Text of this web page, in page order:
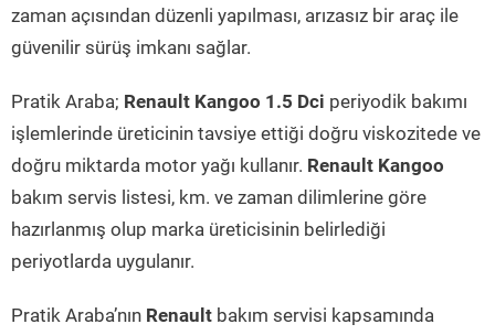
zaman açısından düzenli yapılması, arızasız bir araç ile
güvenilir sürüş imkanı sağlar.
Pratik Araba; Renault Kangoo 1.5 Dci periyodik bakımı
işlemlerinde üreticinin tavsiye ettiği doğru viskozitede ve
doğru miktarda motor yağı kullanır. Renault Kangoo
bakım servis listesi, km. ve zaman dilimlerine göre
hazırlanmış olup marka üreticisinin belirlediği
periyotlarda uygulanır.
Pratik Araba’nın Renault bakım servisi kapsamında